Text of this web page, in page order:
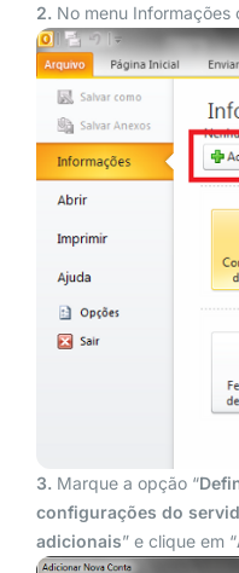
2. No menu Informações
3. Marque a opção “
configurações do
adicionais” e clique em “